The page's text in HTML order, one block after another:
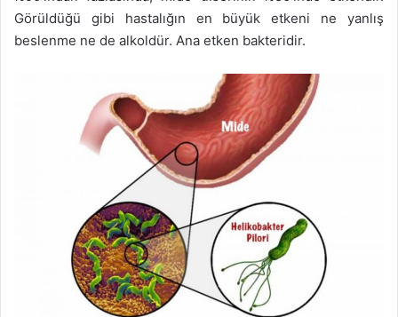
Görüldüğü gibi hastalığın en büyük etkeni ne yanlış
beslenme ne de alkoldür. Ana etken bakteridir.